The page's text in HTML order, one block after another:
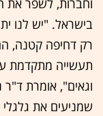
וחברות, לשפר את
בישראל. "יש לנו
רק דחיפה קטנה,
תעשייה מתקדמת
וגאים", אומרת
שמניעים את גלגלי